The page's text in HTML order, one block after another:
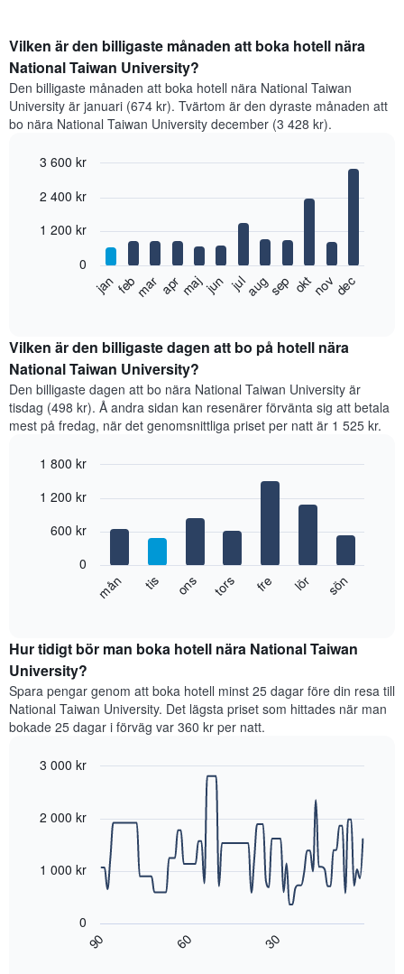
Vilken är den billigaste månaden att boka hotell nära
National Taiwan University?
Den billigaste månaden att boka hotell nära National Taiwan
University är januari (674 kr). Tvärtom är den dyraste månaden att
bo nära National Taiwan University december (3 428 kr).
chart
12
bars.
Diagrammet
rumspriset
månad
för
månad.
Diagrammet
har
X-
som
månaderna.
visar
det
genomsnittliga
rumspriset.
graphic.
janfebmaraprmajjun julaugsep oktnovdec
0
1 200 kr
2 400 kr
3 600 kr
Vilken är den billigaste dagen att bo på hotell nära
National Taiwan University?
Den billigaste dagen att bo nära National Taiwan University är
tisdag (498 kr). Å andra sidan kan resenärer förvänta sig att betala
mest på fredag, när det genomsnittliga priset per natt är 1 525 kr.
chart
rumspriset
för
varje
veckodag.
Diagrammet
har
X-
visar
veckodagarna.
har
graphic.
mån tis ons tors fre lör sön
0
600 kr
1 200 kr
1 800 kr
Hur tidigt bör man boka hotell nära National Taiwan
University?
Spara pengar genom att boka hotell minst 25 dagar före din resa till
National Taiwan University. Det lägsta priset som hittades när man
bokade 25 dagar i förväg var 360 kr per natt.
with
Diagrammet
rumspriset
90 60 30
0
1 000 kr
2 000 kr
3 000 kr